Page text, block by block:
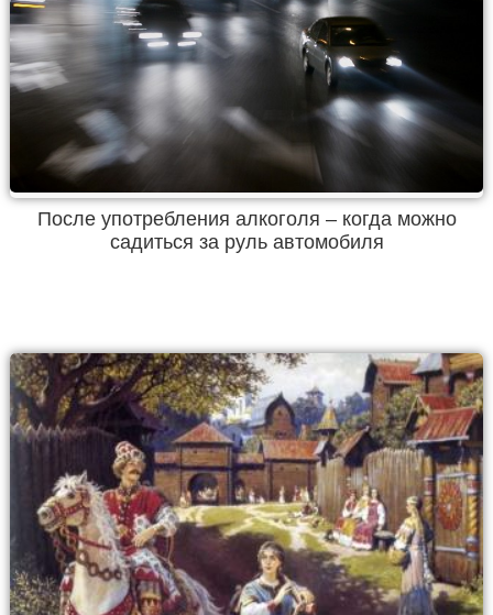
После употребления алкоголя – когда можно
садиться за руль автомобиля